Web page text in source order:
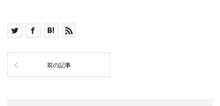
前の記事